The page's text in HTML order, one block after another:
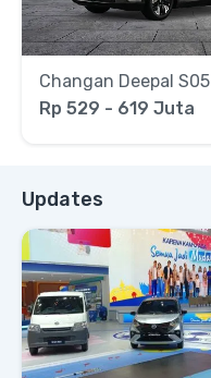
Changan Deepal S05
Rp 529 - 619 Juta
Updates